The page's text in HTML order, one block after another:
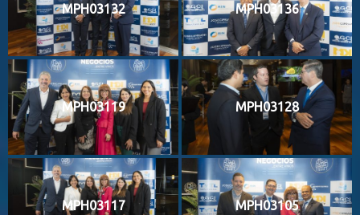
MPH03132 MPH03136
MPH03119 MPH03128
MPH03117 MPH03105